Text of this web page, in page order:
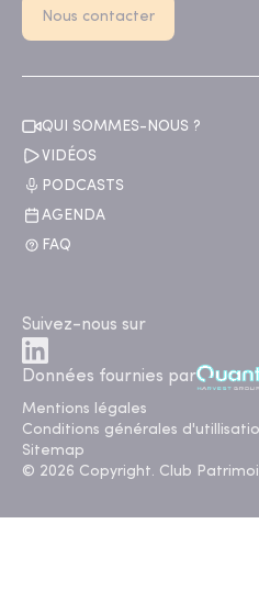
Nous contacter
QUI SOMMES-NOUS ?
VIDÉOS
PODCASTS
AGENDA
FAQ
Suivez-nous sur
Données fournies par
Mentions légales
Conditions générales
Sitemap
© 2026 Copyright. Club